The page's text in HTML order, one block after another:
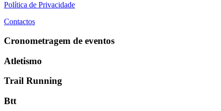
Política de Privacidade
Contactos
Cronometragem de eventos
Atletismo
Trail Running
Btt